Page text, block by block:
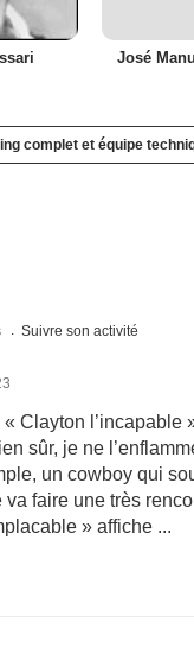
José
complet et équipe
Suivre son activité
Clayton l’incapable
sûr, je ne
un cowboy qui
faire une très
» affiche ...